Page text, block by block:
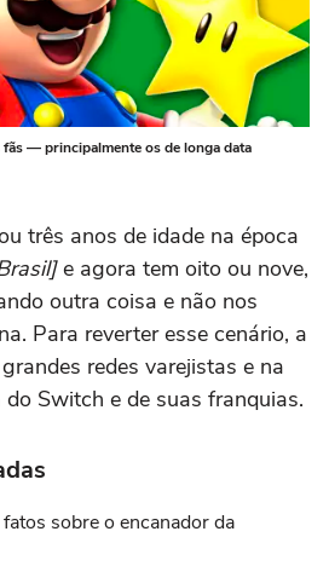
— principalmente os de longa data
três anos de idade na época
e agora tem oito ou nove,
outra coisa e não nos
Para reverter esse cenário, a
redes varejistas e na
Switch e de suas franquias.
sobre o encanador da